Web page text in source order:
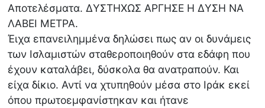
Αποτελέσματα. ΔΥΣΤΗΧΩΣ ΑΡΓΗΣΕ Η ΔΥΣΗ ΝΑ
ΛΑΒΕΙ ΜΕΤΡΑ.
Έιχα επανειλημμένα δηλώσει πως αν οι δυνάμεις
των Ισλαμιστών σταθεροποιηθούν στα εδάφη που
έχουν καταλάβει, δύσκολα θα ανατραπούν. Και
είχα δίκιο. Αντί να χτυπηθούν μέσα στο Ιράκ εκεί
όπου πρωτοεμφανίστηκαν και ήτανε